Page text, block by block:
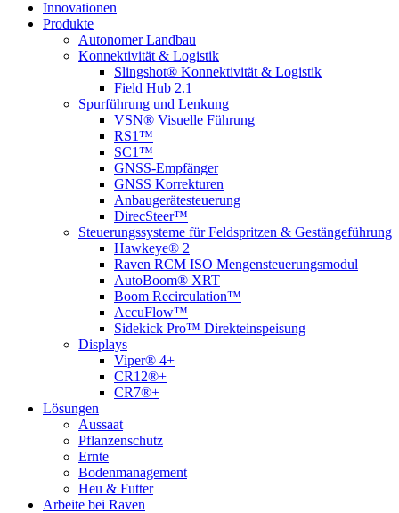
Innovationen
Produkte
Autonomer Landbau
Konnektivität & Logistik
Slingshot® Konnektivität & Logistik
Field Hub 2.1
Spurführung und Lenkung
VSN® Visuelle Führung
RS1™
SC1™
GNSS-Empfänger
GNSS Korrekturen
Anbaugerätesteuerung
DirecSteer™
Steuerungssysteme für Feldspritzen & Gestängeführung
Hawkeye® 2
Raven RCM ISO Mengensteuerungsmodul
AutoBoom® XRT
Boom Recirculation™
AccuFlow™
Sidekick Pro™ Direkteinspeisung
Displays
Viper® 4+
CR12®+
CR7®+
Lösungen
Aussaat
Pflanzenschutz
Ernte
Bodenmanagement
Heu & Futter
Arbeite bei Raven